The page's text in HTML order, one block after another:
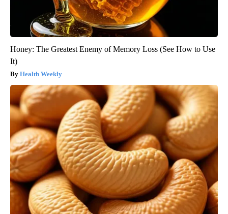
Honey: The Greatest Enemy of Memory Loss (See How to Use
It)
Health Weekly